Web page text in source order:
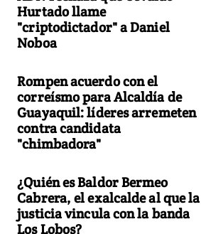
Hurtado llame
"criptodictador" a Daniel
Noboa
Rompen acuerdo con el
correísmo para Alcaldía de
Guayaquil: líderes arremeten
contra candidata
"chimbadora"
¿Quién es Baldor Bermeo
Cabrera, el exalcalde al que la
justicia vincula con la banda
Los Lobos?